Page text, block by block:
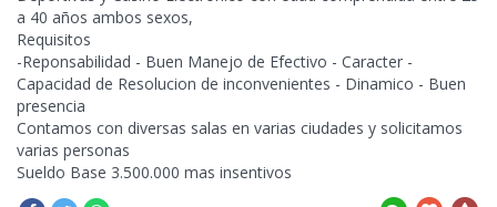
a 40 años ambos sexos,
Requisitos
-Reponsabilidad - Buen Manejo de Efectivo - Caracter -
Capacidad de Resolucion de inconvenientes - Dinamico - Buen
presencia
Contamos con diversas salas en varias ciudades y solicitamos
varias personas
Sueldo Base 3.500.000 mas insentivos